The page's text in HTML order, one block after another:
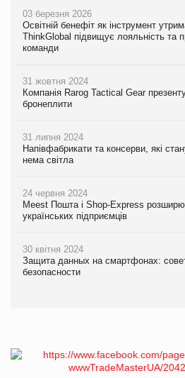
03 березня 2026
Освітній бенефіт як інструмент
ThinkGlobal підвищує лояльність та
команди
31 жовтня 2024
Компанія Rarog Tactical Gear
бронеплити
31 липня 2024
Напівфабрикати та консерви, які
нема світла
24 червня 2024
Meest Пошта і Shop-Express
українських підприємців
30 квітня 2024
Защита данных на смартфонах:
безопасности